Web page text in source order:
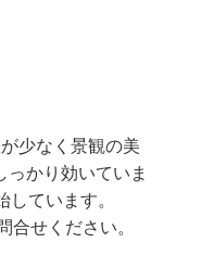
少なく景観の美
かり効いていま
ています。
せください。